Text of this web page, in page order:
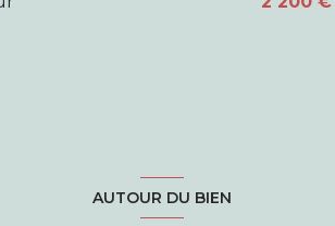
AUTOUR DU BIEN